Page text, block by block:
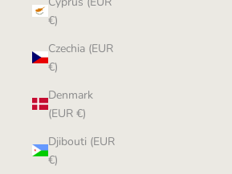
€)
Czechia (EUR
€)
Denmark
(EUR €)
Djibouti (EUR
€)